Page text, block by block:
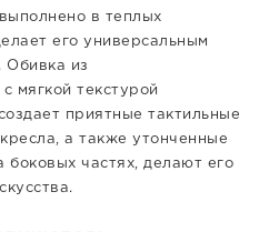
в теплых
его универсальным
Обивка из
мягкой текстурой
приятные тактильные
а также утонченные
боковых частях, делают его